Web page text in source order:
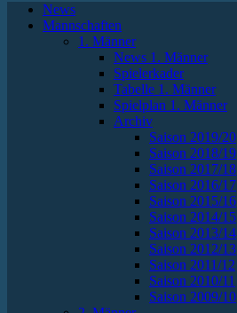
News
Mannschaften
1. Männer
News 1. Männer
Spielerkader
Tabelle 1. Männer
Spielplan 1. Männer
Archiv
Saison 2019/20
Saison 2018/19
Saison 2017/18
Saison 2016/17
Saison 2015/16
Saison 2014/15
Saison 2013/14
Saison 2012/13
Saison 2011/12
Saison 2010/11
Saison 2009/10